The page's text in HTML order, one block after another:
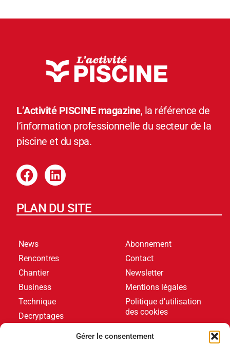
Gérer le consentement
L’Activité PISCINE magazine, la référence de
l’information professionnelle du secteur de la
piscine et du spa.
PLAN DU SITE
News
Rencontres
Chantier
Business
Technique
Decryptages
Abonnement
Contact
Newsletter
Mentions légales
Politique d’utilisation
des cookies